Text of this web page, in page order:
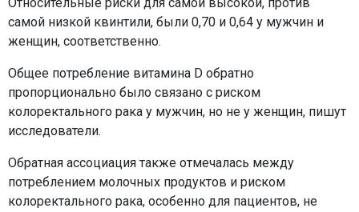
самой низкой квинтили, были 0,70 и 0,64 у мужчин и
женщин, соответственно.
Общее потребление витамина D обратно
пропорционально было связано с риском
колоректального рака у мужчин, но не у женщин, пишут
исследователи.
Обратная ассоциация также отмечалась между
потреблением молочных продуктов и риском
колоректального рака, особенно для пациентов, не